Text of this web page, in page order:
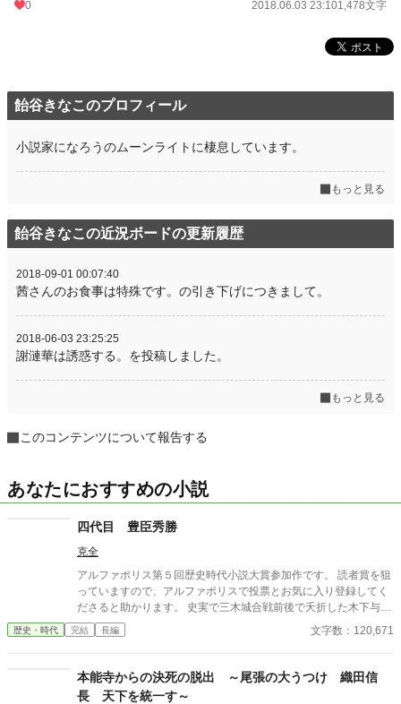
0 2018.06.03 23:101,478文字
飴谷きなこのプロフィール
小説家になろうのムーンライトに棲息しています。
もっと見る
飴谷きなこの近況ボードの更新履歴
2018-09-01 00:07:40
茜さんのお食事は特殊です。の引き下げにつきまして。
2018-06-03 23:25:25
謝漣華は誘惑する。を投稿しました。
もっと見る
このコンテンツについて報告する
あなたにおすすめの小説
四代目 豊臣秀勝
克全
アルファポリス第５回歴史時代小説大賞参加作です。 読者賞を狙
っていますので、アルファポリスで投票とお気に入り登録してく
ださると助かります。 史実で三木城合戦前後で夭折した木下与一
郎が生き延びた。 秀吉の最年長の甥であり、秀長の嫡男・与一郎
が生き延びた豊臣家が辿る歴史はどう言うモノになるのか。 小牧
征伐は行われるのか？ 秀頼は生まれるのか。 秀次が後継者に指名
され切腹させられるのか？
歴史・時代 完結 長編 文字数：120,671
本能寺からの決死の脱出 ～尾張の大うつけ 織田信
長 天下を統一す～